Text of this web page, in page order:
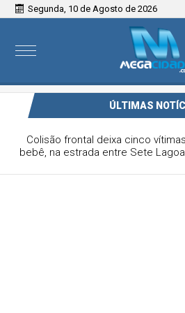
Segunda, 10 de Agosto de 2026
ÚLTIMAS
Sete Lagoas conquista 10
vice-campeonato no